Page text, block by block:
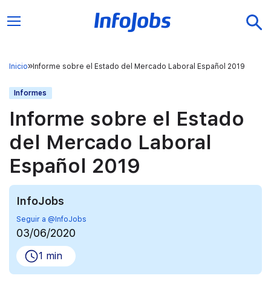
Inicio Informe sobre el Estado del Mercado Laboral Español 2019
Informes
Informe sobre el Estado
del Mercado Laboral
Español 2019
InfoJobs
Seguir a @InfoJobs
03/06/2020
1 min